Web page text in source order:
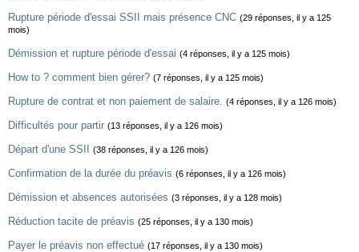
Rupture période d'essai SSII mais présence CNC (29 réponses, il y a 125
mois)
Démission et rupture période d'essai (4 réponses, il y a 125 mois)
How to ? comment bien gérer? (7 réponses, il y a 125 mois)
Rupture de contrat et non paiement de salaire. (4 réponses, il y a 126 mois)
Difficultés pour partir (13 réponses, il y a 126 mois)
Départ d'une SSII (38 réponses, il y a 126 mois)
Confirmation de la durée du préavis (6 réponses, il y a 126 mois)
Démission et absences autorisées (3 réponses, il y a 128 mois)
Réduction tacite de préavis (25 réponses, il y a 130 mois)
Payer le préavis non effectué (17 réponses, il y a 130 mois)